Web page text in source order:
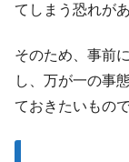
てしまう恐れが
そのため、事前
し、万が一の事
ておきたいもので